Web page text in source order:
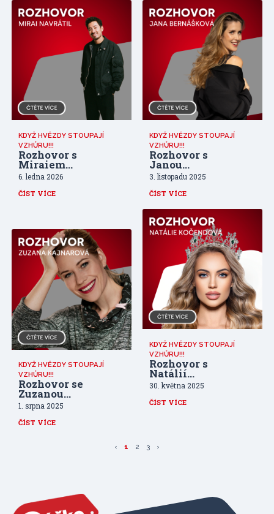
KDYŽ HVĚZDY STOUPAJÍ
VZHŮRU!!!
Rozhovor s
Miraiem
Navrátilem
6. ledna 2026
ČÍST VÍCE
KDYŽ HVĚZDY STOUPAJÍ
VZHŮRU!!!
Rozhovor s
Janou
Bernáškovou
3. listopadu 2025
ČÍST VÍCE
KDYŽ HVĚZDY STOUPAJÍ
VZHŮRU!!!
Rozhovor se
Zuzanou
Kajnarovou
1. srpna 2025
ČÍST VÍCE
KDYŽ HVĚZDY STOUPAJÍ
VZHŮRU!!!
Rozhovor s
Natálií
Kočendovou
30. května 2025
ČÍST VÍCE
‹ 1 2 3 ›